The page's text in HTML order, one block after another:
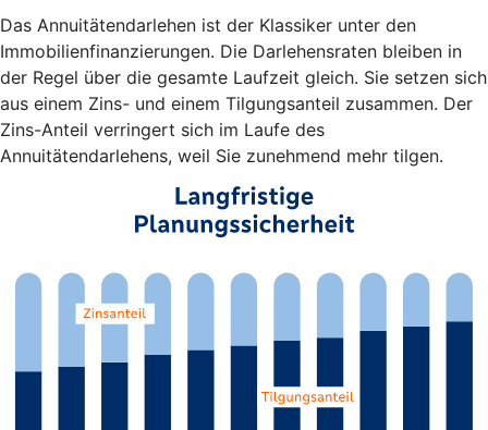
Das Annuitätendarlehen ist der Klassiker unter den
Immobilienfinanzierungen. Die Darlehensraten bleiben in
der Regel über die gesamte Laufzeit gleich. Sie setzen sich
aus einem Zins- und einem Tilgungsanteil zusammen. Der
Zins-Anteil verringert sich im Laufe des
Annuitätendarlehens, weil Sie zunehmend mehr tilgen.